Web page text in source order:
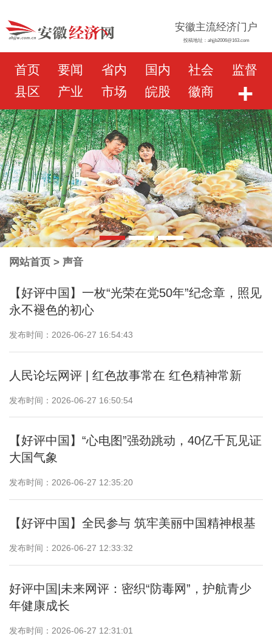
安徽主流经济门户
投稿地址：ahjjb2006@163.com
首页 要闻 省内 国内 社会
监督
县区
产业 市场 皖股 徽商 +
网站首页> 声音
【好评中国】一枚“光荣在党50年”纪念章，照见
永不褪色的初心
发布时间：2026-06-27 16:54:43
人民论坛网评 | 红色故事常在 红色精神常新
发布时间：2026-06-27 16:50:54
【好评中国】“心电图”强劲跳动，40亿千瓦见证
大国气象
发布时间：2026-06-27 12:35:20
【好评中国】全民参与 筑牢美丽中国精神根基
发布时间：2026-06-27 12:33:32
好评中国|未来网评：密织“防毒网”，护航青少
年健康成长
发布时间：2026-06-27 12:31:01